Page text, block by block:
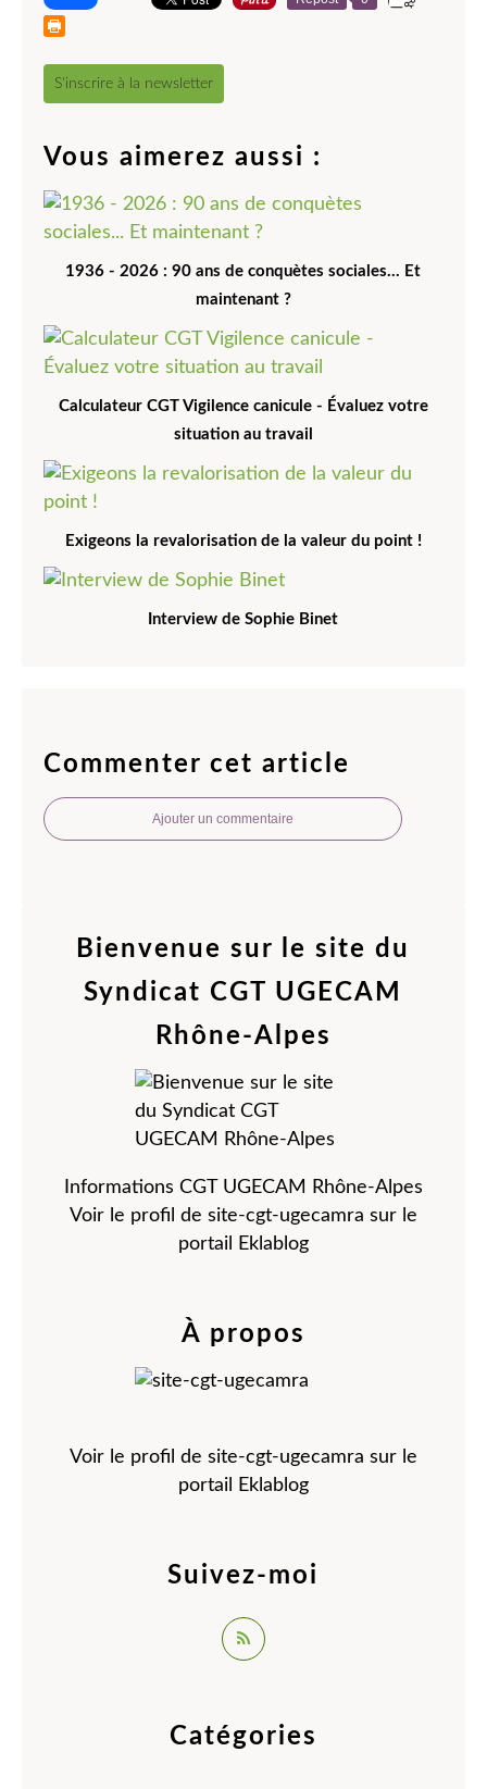
S'inscrire à la newsletter
Vous aimerez aussi :
1936 - 2026 : 90 ans de conquètes sociales... Et
maintenant ?
Calculateur CGT Vigilence canicule - Évaluez votre
situation au travail
Exigeons la revalorisation de la valeur du point !
Interview de Sophie Binet
Commenter cet article
Ajouter un commentaire
Catégories
Bienvenue sur le site du
Syndicat CGT UGECAM
Rhône-Alpes
Informations CGT UGECAM Rhône-Alpes
Voir le profil de site-cgt-ugecamra sur le
portail Eklablog
Suivez-moi
À propos
Voir le profil de site-cgt-ugecamra sur le
portail Eklablog